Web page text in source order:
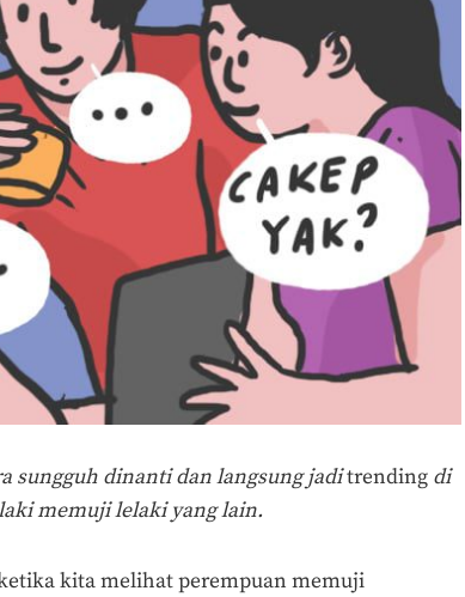
sungguh dinanti dan langsung jaditrending di
memuji lelaki yang lain.
kita melihat perempuan memuji